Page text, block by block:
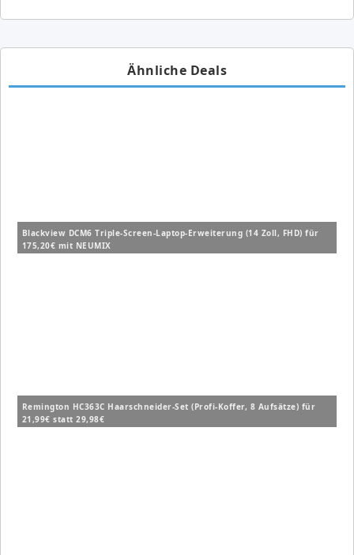
Ähnliche Deals
Blackview DCM6 Triple-Screen-Laptop-Erweiterung (14 Zoll, FHD) für
175,20€ mit NEUMIX
Remington HC363C Haarschneider-Set (Profi-Koffer, 8 Aufsätze) für
21,99€ statt 29,98€